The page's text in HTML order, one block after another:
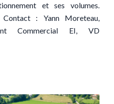
et ses volumes.
: Yann Moreteau,
Commercial EI, VD